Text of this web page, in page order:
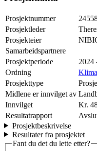
Prosjektnummer
Prosjektleder
Prosjekteier
Samarbeidspartnere
Prosjektperiode
2024
Ordning
Prosjekttype
Midlene er innvilget av
Innvilget
Kr.
Resultatrapport
Prosjektbeskrivelse
Resultater fra prosjektet
Fant du det du lette etter?